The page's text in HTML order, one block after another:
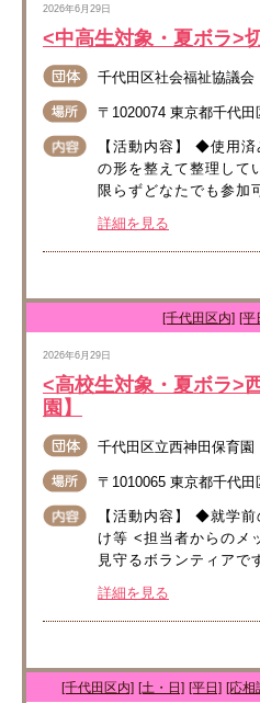
2026年6月29日
<中高生対象・夏ボラ>
千代田区社会福祉協議会
〒1020074 東京都千代
【活動内容】 ◆使用
の形を整えて整理して
限らずどなたでも参
詳細を見る
[千代田区内] [平
2026年6月29日
<高校生対象・夏ボラ>
園】
千代田区立西神田保育園
〒1010065 東京都千代田
【活動内容】 ◆就学
け等 <担当者からのメ
見守るボランティア
詳細を見る
[千代田区内] [土・日] [平日] [応相